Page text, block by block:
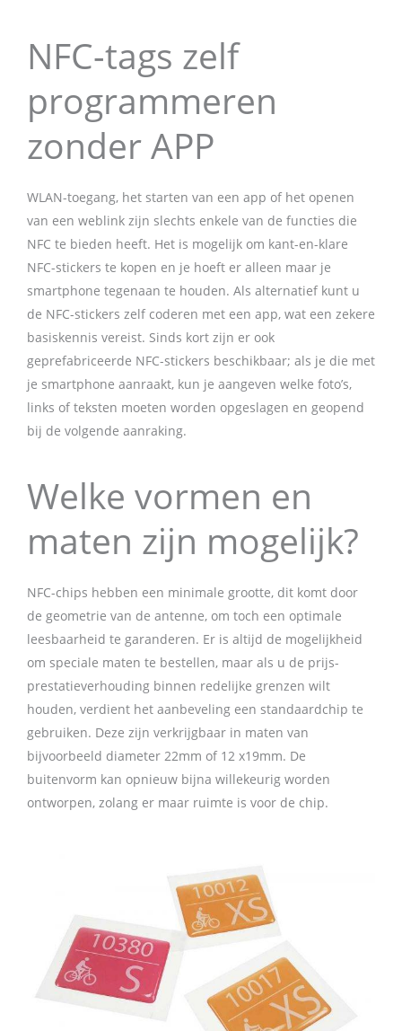
NFC-tags zelf
programmeren
zonder APP
WLAN-toegang, het starten van een app of het openen
van een weblink zijn slechts enkele van de functies die
NFC te bieden heeft. Het is mogelijk om kant-en-klare
NFC-stickers te kopen en je hoeft er alleen maar je
smartphone tegenaan te houden. Als alternatief kunt u
de NFC-stickers zelf coderen met een app, wat een zekere
basiskennis vereist. Sinds kort zijn er ook
geprefabriceerde NFC-stickers beschikbaar; als je die met
je smartphone aanraakt, kun je aangeven welke foto’s,
links of teksten moeten worden opgeslagen en geopend
bij de volgende aanraking.
Welke vormen en
maten zijn mogelijk?
NFC-chips hebben een minimale grootte, dit komt door
de geometrie van de antenne, om toch een optimale
leesbaarheid te garanderen. Er is altijd de mogelijkheid
om speciale maten te bestellen, maar als u de prijs-
prestatieverhouding binnen redelijke grenzen wilt
houden, verdient het aanbeveling een standaardchip te
gebruiken. Deze zijn verkrijgbaar in maten van
bijvoorbeeld diameter 22mm of 12 x19mm. De
buitenvorm kan opnieuw bijna willekeurig worden
ontworpen, zolang er maar ruimte is voor de chip.